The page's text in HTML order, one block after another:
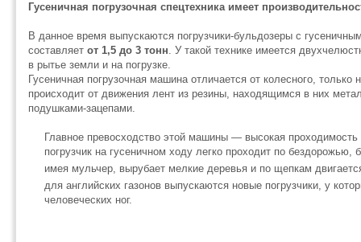
Гусеничная погрузочная спецтехника имеет
В данное время выпускаются погрузчики-бульдозеры с
составляет от 1,5 до 3 тонн. У такой технике имеется
в рытье земли и на погрузке.
Гусеничная погрузочная машина отличается от колесного, только
происходит от движения лент из резины, находящимся в них
подушками-зацепами.
Главное превосходство этой машины — высокая
погрузчик на гусеничном ходу легко проходит по бездорожью,
имея мульчер, вырубает мелкие деревья и по щепкам
для английских газонов выпускаются новые погрузчики, у
человеческих ног.